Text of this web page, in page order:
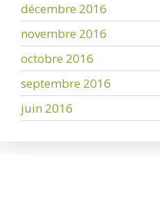
décembre 2016
novembre 2016
octobre 2016
septembre 2016
juin 2016